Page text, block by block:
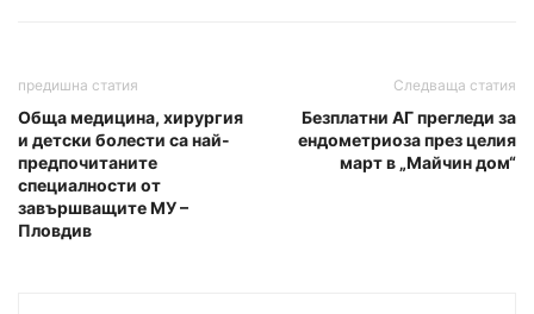
предишна статия
Обща медицина, хирургия
и детски болести са най-
предпочитаните
специалности от
завършващите МУ –
Пловдив
Следваща статия
Безплатни АГ прегледи за
ендометриоза през целия
март в „Майчин дом“